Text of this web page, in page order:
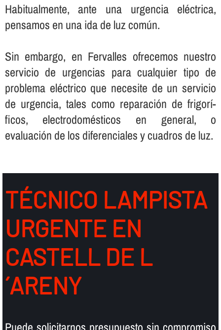
Habitualmente, ante una urgencia eléctrica,
pensamos en una ida de luz común.
Sin embargo, en Fervalles ofrecemos nuestro
servicio de urgencias para cualquier tipo de
problema eléctrico que necesite de un servicio
de urgencia, tales como reparación de frigorí­
ficos, electrodomésticos en general, o
evaluación de los diferenciales y cuadros de luz.
TÉCNICO LAMPISTA
URGENTE EN
CASTELL DE L
´ARENY